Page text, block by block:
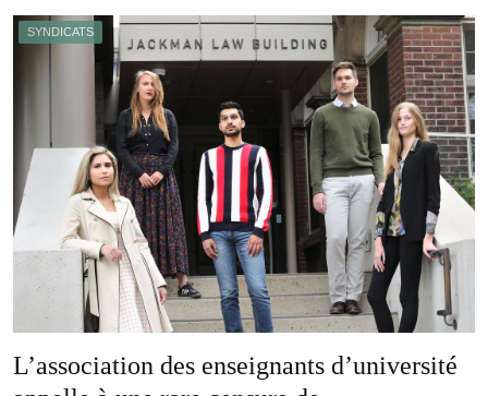
SYNDICATS
L’association des enseignants d’université